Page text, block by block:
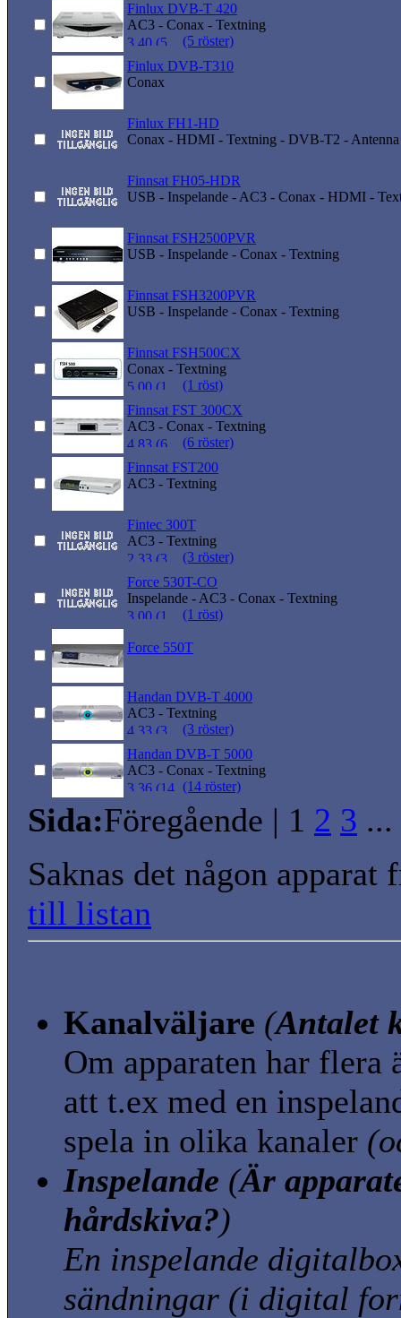
Finlux DVB-T 420
AC3 - Conax - Textning
(5 röster)
Finlux DVB-T310
Conax
Finlux FH1-HD
Conax - HDMI - Textning - DVB-T2 -
Finnsat FH05-HDR
USB - Inspelande - AC3 - Conax - HDMI -
Finnsat FSH2500PVR
USB - Inspelande - Conax - Textning
Finnsat FSH3200PVR
USB - Inspelande - Conax - Textning
Finnsat FSH500CX
Conax - Textning
(1 röst)
Finnsat FST 300CX
AC3 - Conax - Textning
(6 röster)
Finnsat FST200
AC3 - Textning
Fintec 300T
AC3 - Textning
(3 röster)
Force 530T-CO
Inspelande - AC3 - Conax - Textning
(1 röst)
Force 550T
Handan DVB-T 4000
AC3 - Textning
(3 röster)
Handan DVB-T 5000
AC3 - Conax - Textning
(14 röster)
Sida:Föregående | 1 2 3 ...
Saknas det någon
till listan
Kanalväljare (Antalet
Om apparaten har
att t.ex med en
spela in olika kanaler
Inspelande (Är
hårdskiva?)
En inspelande
sändningar (i digital